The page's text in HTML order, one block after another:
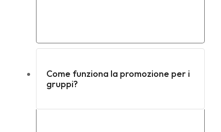
Come funziona la promozione per i
gruppi?